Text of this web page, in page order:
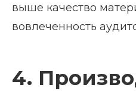
выше качество
вовлеченность
4.